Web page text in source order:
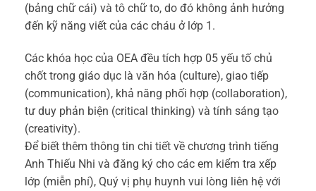
(bảng chữ cái) và tô chữ to, do đó không ảnh hưởng
đến kỹ năng viết của các cháu ở lớp 1.
Các khóa học của OEA đều tích hợp 05 yếu tố chủ
chốt trong giáo dục là văn hóa (culture), giao tiếp
(communication), khả năng phối hợp (collaboration),
tư duy phản biện (critical thinking) và tính sáng tạo
(creativity).
Để biết thêm thông tin chi tiết về chương trình tiếng
Anh Thiếu Nhi và đăng ký cho các em kiểm tra xếp
lớp (miễn phí), Quý vị phụ huynh vui lòng liên hệ với